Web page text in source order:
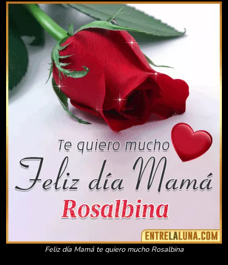
Feliz día Mamá te quiero mucho Rosalbina